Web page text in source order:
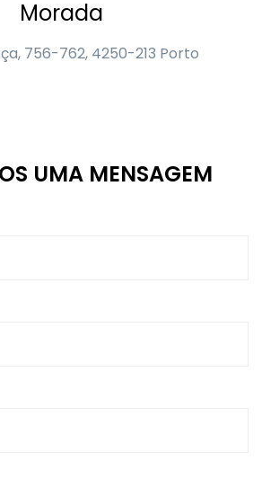
Morada
756-762, 4250-213 Porto
UMA MENSAGEM